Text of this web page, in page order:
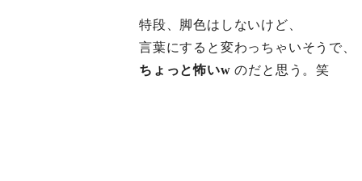
特段、脚色はしないけど、
言葉にすると変わっちゃいそうで、
ちょっと怖いwのだと思う。笑